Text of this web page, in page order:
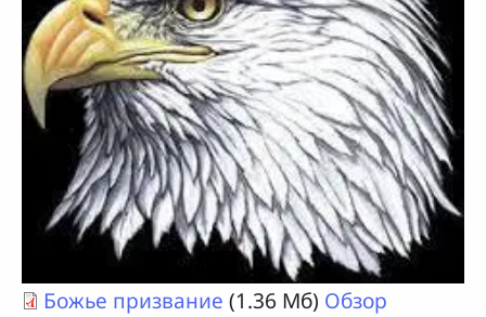
Божье призвание (1.36 Мб) Обзор